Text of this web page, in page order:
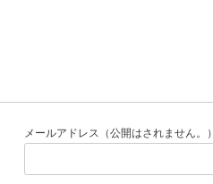
メールアドレス（公開はされません。）